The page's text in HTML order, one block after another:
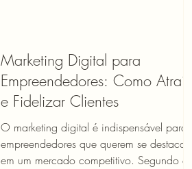
Marketing Digital para
Empreendedores: Como Atrair
e Fidelizar Clientes
O marketing digital é indispensável para
empreendedores que querem se destacar
em um mercado competitivo. Segundo a